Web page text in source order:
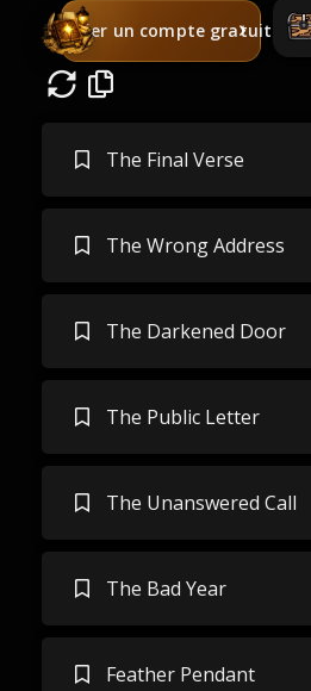
Créer un compte gratuit
The Final Verse
The Wrong Address
The Darkened Door
The Public Letter
The Unanswered Call
The Bad Year
Feather Pendant